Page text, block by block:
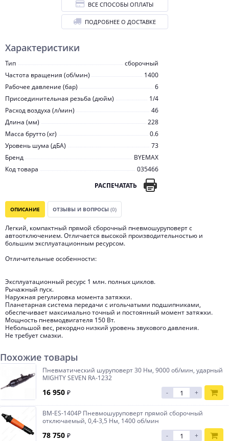
Характеристики
Тип
сборочный
Частота вращения (об/мин)
1400
Рабочее давление (бар)
6
Присоединительная резьба (дюйм)
1/4
Расход воздуха (л/мин)
46
Длина (мм)
228
Масса брутто (кг)
0.6
Уровень шума (дБА)
73
Бренд
BYEMAX
Код товара
035466
РАСПЕЧАТАТЬ
ВСЕ СПОСОБЫ ОПЛАТЫ
ПОДРОБНЕЕ О ДОСТАВКЕ
ОПИСАНИЕ ОТЗЫВЫ И ВОПРОСЫ (0)
Легкий, компактный прямой сборочный пневмошуруповерт с
автоотключением. Отличается высокой производительностью и
большим эксплуатационным ресурсом.
Отличительные особенности:
Эксплуатационный ресурс 1 млн. полных циклов.
Рычажный пуск.
Наружная регулировка момента затяжки.
Планетарная система передачи с игольчатыми подшипниками,
обеспечивает максимально точный и постоянный момент затяжки.
Мощность пневмодвигателя 150 Вт.
Небольшой вес, рекордно низкий уровень звукового давления.
Не требует смазки.
Похожие товары
Пневматический шуруповерт 30 Нм, 9000 об/мин, ударный
MIGHTY SEVEN RA-1232
16 950 ₽ - +
BM-ES-1404P Пневмошуруповерт прямой сборочный
отключаемый, 0,4-3,5 Нм, 1400 об/мин
78 750 ₽ - +